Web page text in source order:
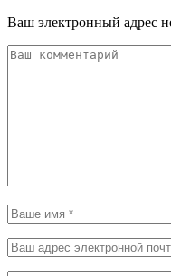
Ваш электронный адрес